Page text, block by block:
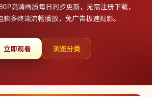
高清画质每日同步更新，无需注册下载，
多终端流畅播放，免广告极速观影。
立即观看 浏览分类